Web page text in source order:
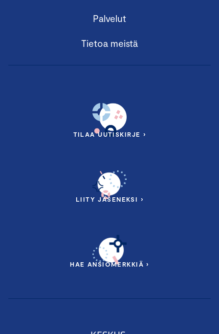
Palvelut
Tietoa meistä
TILAA UUTISKIRJE ›
LIITY JÄSENEKSI ›
HAE ANSIOMERKKIÄ ›